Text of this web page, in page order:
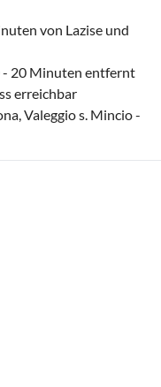
von Lazise und
- 20 Minuten entfernt
erreichbar
Valeggio s. Mincio -